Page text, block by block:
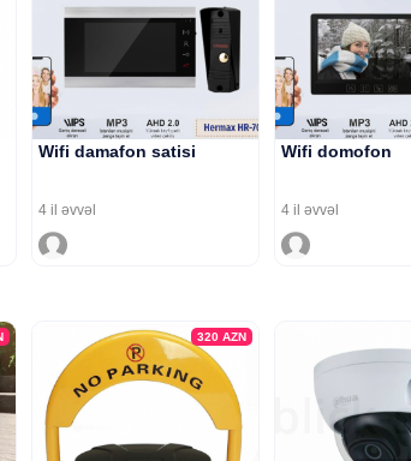
Wifi damafon satisi
4 il əvvəl
Wifi domofon
4 il əvvəl
320 AZN